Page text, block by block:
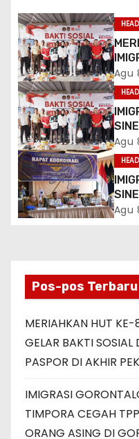
p
o
s
Agu
DAN
Agu
DAN
Agu
Pos-pos Terbaru
MERIAHKAN HUT KE-
GELAR BAKTI
PASPOR DI AKHIR
IMIGRASI
TIMPORA CEGAH
ORANG ASING DI